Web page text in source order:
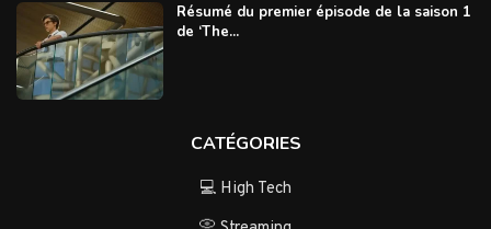
Résumé du premier épisode de la saison 1
de ‘The...
CATÉGORIES
💻 High Tech